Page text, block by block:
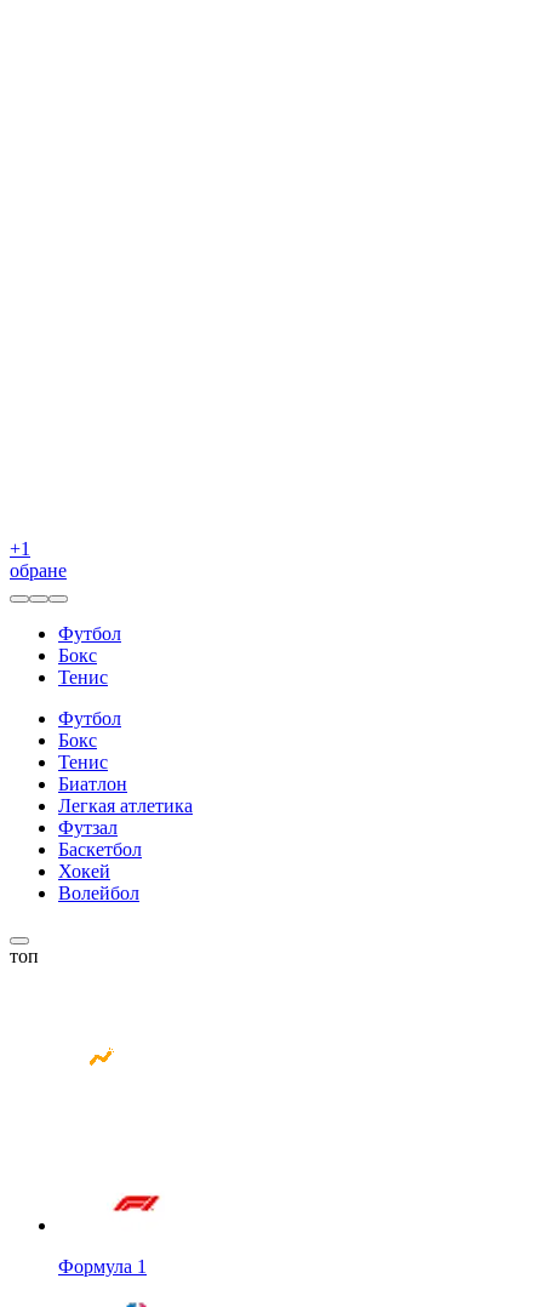
+1
обране
Футбол
Бокс
Тенис
Футбол
Бокс
Тенис
Биатлон
Легкая атлетика
Футзал
Баскетбол
Хокей
Волейбол
топ
Формула 1